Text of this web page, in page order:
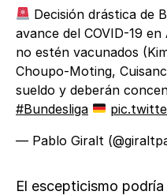
Decisión drástica de
avance del COVID-19
no estén vacunados
Choupo-Moting,
sueldo y deberán
#Bundesliga
— Pablo Giralt
El escepticismo